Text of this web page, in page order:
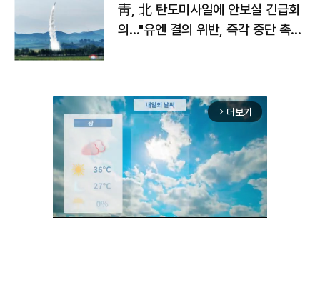
靑, 北 탄도미사일에 안보실 긴급회
의…"유엔 결의 위반, 즉각 중단 촉
arrow_forward_ios 더보기